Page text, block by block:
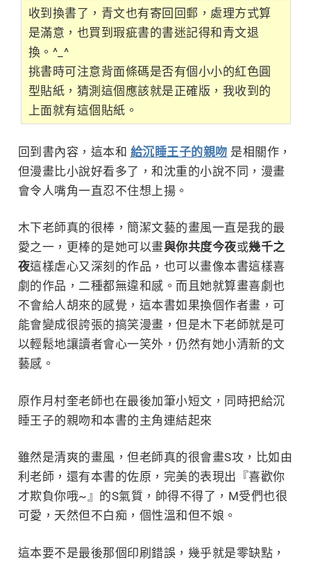
收到換書了，青文也有寄回回郵，處理方式算
是滿意，也買到瑕疵書的書迷記得和青文退
換。^_^
挑書時可注意背面條碼是否有個小小的紅色圓
型貼紙，猜測這個應該就是正確版，我收到的
上面就有這個貼紙。
回到書內容，這本和 給沉睡王子的親吻 是相關作，
但漫畫比小說好看多了，和沈重的小說不同，漫畫
會令人嘴角一直忍不住想上揚。
木下老師真的很棒，簡潔文藝的畫風一直是我的最
愛之一，更棒的是她可以畫與你共度今夜或幾千之
夜這樣虐心又深刻的作品，也可以畫像本書這樣喜
劇的作品，二種都無違和感。而且她就算畫喜劇也
不會給人胡來的感覺，這本書如果換個作者畫，可
能會變成很誇張的搞笑漫畫，但是木下老師就是可
以輕鬆地讓讀者會心一笑外，仍然有她小清新的文
藝感。
原作月村奎老師也在最後加筆小短文，同時把給沉
睡王子的親吻和本書的主角連結起來
雖然是清爽的畫風，但老師真的很會畫S攻，比如由
利老師，還有本書的佐原 ，完美的表現出『喜歡你
才欺負你哦~』的S氣質，帥得不得了，M受們也很
可愛，天然但不白痴，個性溫和但不娘。
這本要不是最後那個印刷錯誤，幾乎就是零缺點，